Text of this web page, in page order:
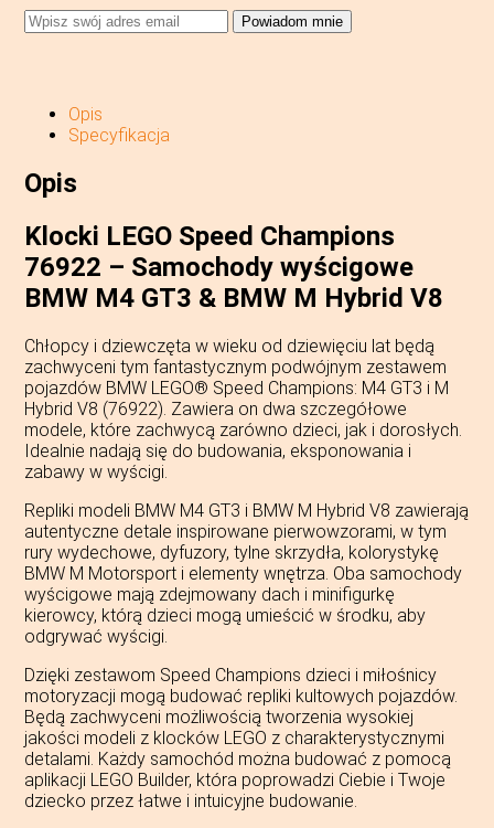
Powiadom mnie
Opis
Specyfikacja
Opis
Klocki LEGO Speed Champions
76922 – Samochody wyścigowe
BMW M4 GT3 & BMW M Hybrid V8
Chłopcy i dziewczęta w wieku od dziewięciu lat będą
zachwyceni tym fantastycznym podwójnym zestawem
pojazdów BMW LEGO® Speed Champions: M4 GT3 i M
Hybrid V8 (76922). Zawiera on dwa szczegółowe
modele, które zachwycą zarówno dzieci, jak i dorosłych.
Idealnie nadają się do budowania, eksponowania i
zabawy w wyścigi.
Repliki modeli BMW M4 GT3 i BMW M Hybrid V8 zawierają
autentyczne detale inspirowane pierwowzorami, w tym
rury wydechowe, dyfuzory, tylne skrzydła, kolorystykę
BMW M Motorsport i elementy wnętrza. Oba samochody
wyścigowe mają zdejmowany dach i minifigurkę
kierowcy, którą dzieci mogą umieścić w środku, aby
odgrywać wyścigi.
Dzięki zestawom Speed Champions dzieci i miłośnicy
motoryzacji mogą budować repliki kultowych pojazdów.
Będą zachwyceni możliwością tworzenia wysokiej
jakości modeli z klocków LEGO z charakterystycznymi
detalami. Każdy samochód można budować z pomocą
aplikacji LEGO Builder, która poprowadzi Ciebie i Twoje
dziecko przez łatwe i intuicyjne budowanie.